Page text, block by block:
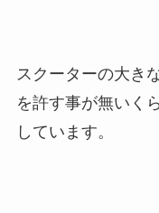
スクーターの大き
を許す事が無いく
しています。